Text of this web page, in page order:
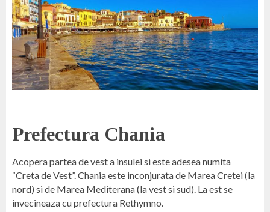
Prefectura Chania
Acopera partea de vest a insulei si este adesea numita
“Creta de Vest”. Chania este inconjurata de Marea Cretei (la
nord) si de Marea Mediterana (la vest si sud). La est se
invecineaza cu prefectura Rethymno.